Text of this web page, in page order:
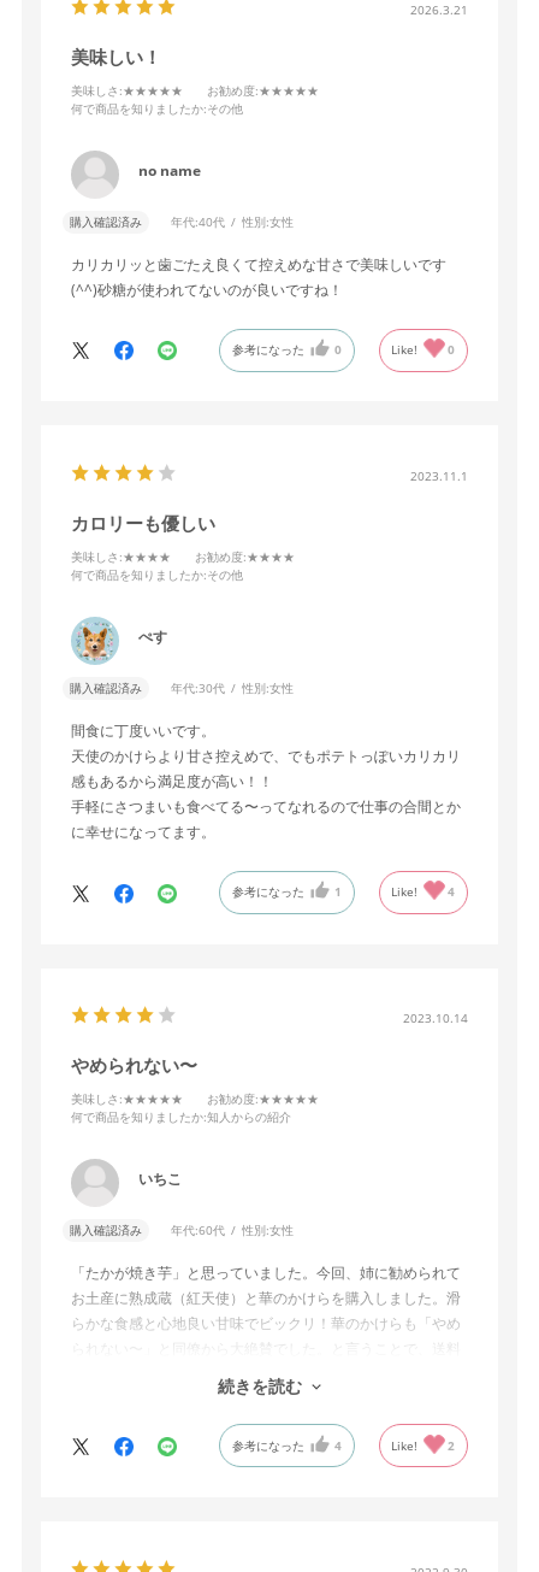
2026.3.21
美味しい！
美味しさ :★★★★★ お勧め度:★★★★★
何で商品を知りましたか:その他
no name
購入確認済み 年代:40代 性別:女性
カリカリッと歯ごたえ良くて控えめな甘さで美味しいです
(^^)砂糖が使われてないのが良いですね！
参考になった 0 Like! 0
2023.11.1
カロリーも優しい
美味しさ :★★★★ お勧め度:★★★★
何で商品を知りましたか:その他
ぺす
購入確認済み 年代:30代 性別:女性
間食に丁度いいです。
天使のかけらより甘さ控えめで、でもポテトっぽいカリカリ
感もあるから満足度が高い！！
手軽にさつまいも食べてる〜ってなれるので仕事の合間とか
に幸せになってます。
参考になった 1 Like! 4
2023.10.14
やめられない〜
美味しさ :★★★★★ お勧め度:★★★★★
何で商品を知りましたか:知人からの紹介
いちこ
購入確認済み 年代:60代 性別:女性
「たかが焼き芋」と思っていました。今回、姉に勧められて
お土産に熟成蔵（紅天使）と華のかけらを購入しました。滑
らかな食感と心地良い甘味でビックリ！華のかけらも「やめ
られない〜」と同僚から大絶賛でした。と言うことで、送料
無料キャンペーンもあいまり追加で御礼品として再購入しま
続きを読む
参考になった 4 Like! 2